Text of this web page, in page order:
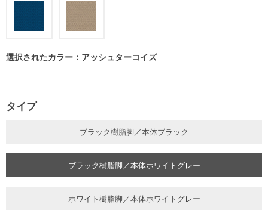
選択されたカラー：アッシュターコイズ
タイプ
ブラック樹脂脚／本体ブラック
ブラック樹脂脚／本体ホワイトグレー
ホワイト樹脂脚／本体ホワイトグレー